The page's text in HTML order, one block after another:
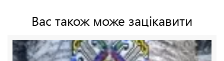
Вас також може зацікавити